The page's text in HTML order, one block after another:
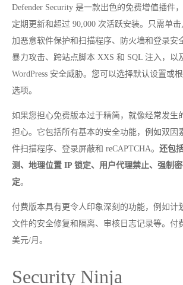
Defender Security 是一款出色的免费增值插件
定期更新和超过 90,000 次活跃安装。只需单
加恶意软件保护和扫描程序、防火墙和登录安
暴力攻击、跨站点脚本 XXS 和 SQL 注入，以
WordPress 安全威胁。您可以选择默认设置或
选项。
如果您担心免费版本过于精简，就像经常发生
担心。它包括所有基本的安全功能，例如双因
件扫描程序、登录屏蔽和 reCAPTCHA。 还包
测、地理位置 IP 锁定、用户代理禁止、强制
定。
付费版本具有更令人印象深刻的功能，例如计
文件的安全修复和隔离、审核日志记录等。付
美元/月。
Security Ninja